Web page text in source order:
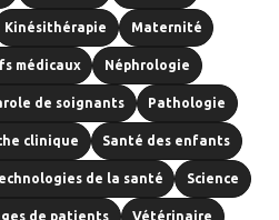
Kinésithérapie Maternité
médicaux Néphrologie
de soignants Pathologie
clinique Santé des enfants
de la santé Science
de patients Vétérinaire